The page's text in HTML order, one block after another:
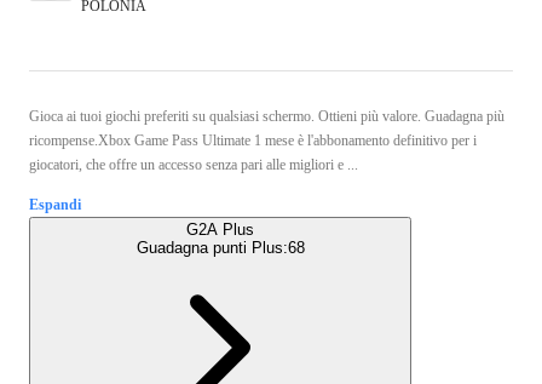
POLONIA
Gioca ai tuoi giochi preferiti su qualsiasi schermo. Ottieni più valore. Guadagna più
ricompense.Xbox Game Pass Ultimate 1 mese è l'abbonamento definitivo per i
giocatori, che offre un accesso senza pari alle migliori e ...
Espandi
G2A Plus
Guadagna punti Plus:68